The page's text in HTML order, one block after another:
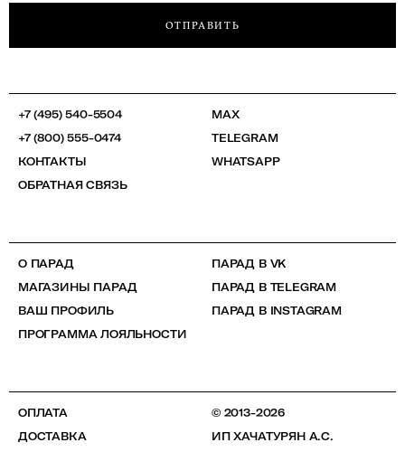
ОТПРАВИТЬ
+7 (495) 540-5504
+7 (800) 555-0474
КОНТАКТЫ
ОБРАТНАЯ СВЯЗЬ
MAX
TELEGRAM
WHATSAPP
О ПАРАД
МАГАЗИНЫ ПАРАД
ВАШ ПРОФИЛЬ
ПРОГРАММА ЛОЯЛЬНОСТИ
ПАРАД В VK
ПАРАД В TELEGRAM
ПАРАД В INSTAGRAM
ОПЛАТА
ДОСТАВКА
© 2013-2026
ИП ХАЧАТУРЯН А.С.